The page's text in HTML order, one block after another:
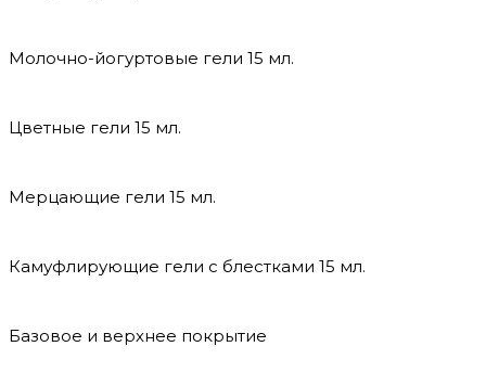
Молочно-йогуртовые гели 15 мл.
Цветные гели 15 мл.
Мерцающие гели 15 мл.
Камуфлирующие гели с блестками 15 мл.
Базовое и верхнее покрытие